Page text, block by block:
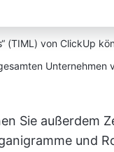
(TIML) von ClickUp
Unternehmen
Sie außerdem
und